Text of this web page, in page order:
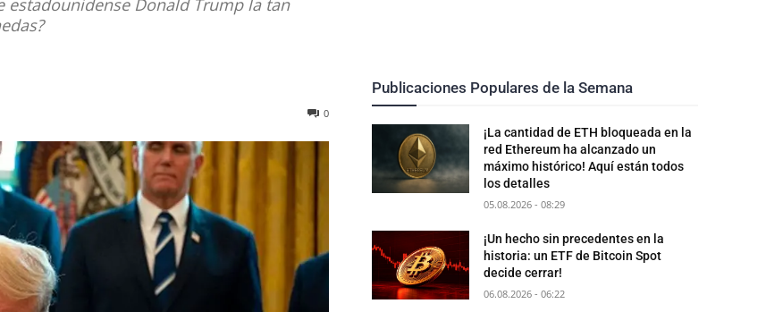
Donald Trump la tan
0
Publicaciones Populares de la Semana
¡La cantidad de ETH bloqueada en la
red Ethereum ha alcanzado un
máximo histórico! Aquí están todos
los detalles
05.08.2026 - 08:29
¡Un hecho sin precedentes en la
historia: un ETF de Bitcoin Spot
decide cerrar!
06.08.2026 - 06:22